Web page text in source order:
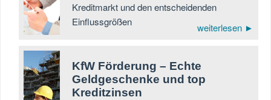
Kreditmarkt und den entscheidenden
Einflussgrößen
weiterlesen ►
KfW Förderung – Echte
Geldgeschenke und top
Kreditzinsen